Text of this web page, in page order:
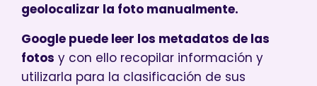
geolocalizar la foto manualmente.
Google puede leer los metadatos de las
fotos y con ello recopilar información y
utilizarla para la clasificación de sus